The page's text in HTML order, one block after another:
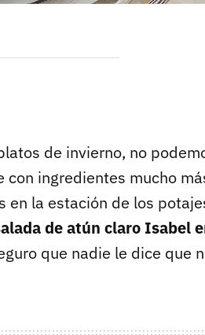
de invierno, no
ingredientes mucho
la estación de los
de atún claro Isabel
que nadie le dice que